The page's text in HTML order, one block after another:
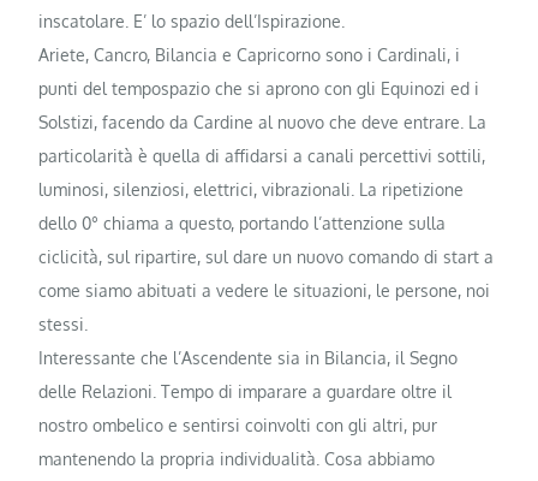
inscatolare. E’ lo spazio dell’Ispirazione.
Ariete, Cancro, Bilancia e Capricorno sono i Cardinali, i
punti del tempospazio che si aprono con gli Equinozi ed i
Solstizi, facendo da Cardine al nuovo che deve entrare. La
particolarità è quella di affidarsi a canali percettivi sottili,
luminosi, silenziosi, elettrici, vibrazionali. La ripetizione
dello 0° chiama a questo, portando l’attenzione sulla
ciclicità, sul ripartire, sul dare un nuovo comando di start a
come siamo abituati a vedere le situazioni, le persone, noi
stessi.
Interessante che l’Ascendente sia in Bilancia, il Segno
delle Relazioni. Tempo di imparare a guardare oltre il
nostro ombelico e sentirsi coinvolti con gli altri, pur
mantenendo la propria individualità. Cosa abbiamo